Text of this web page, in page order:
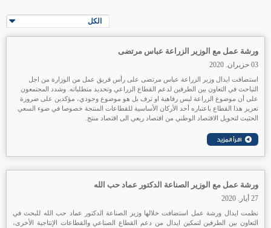
الكل
ورشة عمل مع الوزير الزراعة عباس مرتضى
03 حزيران. 2020
استضافت ايدال وزير الزراعة عباس مرتضى على رأس فريق عمل من الوزارة من اجل
التباحث في التعاون بين الطرفين لدعم القطاع الزراعي وتحديد متطلباته. وشدد المجتمعون
على أن موضوع الزراعة ليس رفاهية او ترف بل هو موضوع وجودي، مؤكدين على ضرورة
تعزيز هذا القطاع باعتباره أحد الأركان الأساسیة للقطاعات المنتجة خصوصا في ضوء السعي
الحثيث لتحویل الاقتصاد الوطني من اقتصاد ريعي الى اقتصاد منتج.
ورشة عمل مع الوزير الصناعة الدكتور عماد حب الله
27 أيار. 2020
نظمت ايدال ورشة عمل استضافت خلالها وزير الصناعة الدكتور عماد حب الله للبحث في
التعاون بين الطرفين لتمكين ايدال من دعم القطاع الصناعي والقطاعات الإنتاجية الأخرى،